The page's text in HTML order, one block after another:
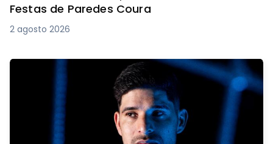
Festas de Paredes Coura
2 agosto 2026